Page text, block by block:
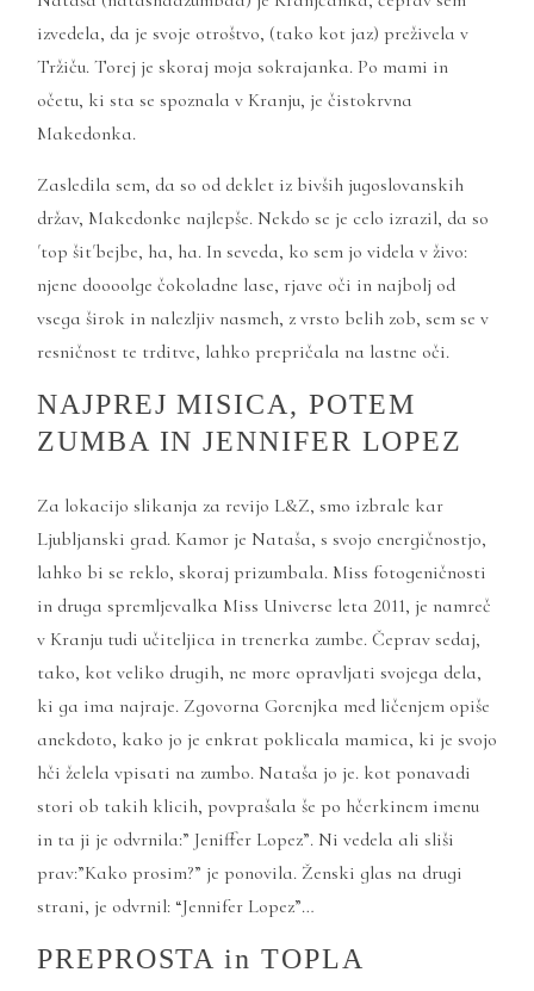
izvedela, da je svoje otroštvo, (tako kot jaz) preživela v
Tržiču. Torej je skoraj moja sokrajanka. Po mami in
očetu, ki sta se spoznala v Kranju, je čistokrvna
Makedonka.
Zasledila sem, da so od deklet iz bivših jugoslovanskih
držav, Makedonke najlepše. Nekdo se je celo izrazil, da so
´top šit´bejbe, ha, ha. In seveda, ko sem jo videla v živo:
njene doooolge čokoladne lase, rjave oči in najbolj od
vsega širok in nalezljiv nasmeh, z vrsto belih zob, sem se v
resničnost te trditve, lahko prepričala na lastne oči.
NAJPREJ MISICA, POTEM
ZUMBA IN JENNIFER LOPEZ
Za lokacijo slikanja za revijo L&Z, smo izbrale kar
Ljubljanski grad. Kamor je Nataša, s svojo energičnostjo,
lahko bi se reklo, skoraj prizumbala. Miss fotogeničnosti
in druga spremljevalka Miss Universe leta 2011, je namreč
v Kranju tudi učiteljica in trenerka zumbe. Čeprav sedaj,
tako, kot veliko drugih, ne more opravljati svojega dela,
ki ga ima najraje. Zgovorna Gorenjka med ličenjem opiše
anekdoto, kako jo je enkrat poklicala mamica, ki je svojo
hči želela vpisati na zumbo. Nataša jo je. kot ponavadi
stori ob takih klicih, povprašala še po hčerkinem imenu
in ta ji je odvrnila:” Jeniffer Lopez”. Ni vedela ali sliši
prav:”Kako prosim?” je ponovila. Ženski glas na drugi
strani, je odvrnil: “Jennifer Lopez”…
PREPROSTA in TOPLA